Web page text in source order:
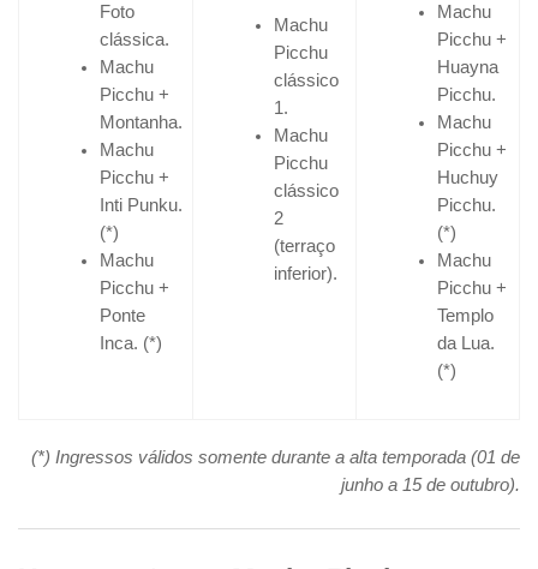
Foto
clássica.
Machu
Picchu +
Montanha.
Machu
Picchu +
Inti Punku.
(*)
Machu
Picchu +
Ponte
Inca. (*)
Machu
Picchu
clássico
1.
Machu
Picchu
clássico
2
(terraço
inferior).
Machu
Picchu +
Huayna
Picchu.
Machu
Picchu +
Huchuy
Picchu.
(*)
Machu
Picchu +
Templo
da Lua.
(*)
(*) Ingressos válidos somente durante a alta temporada (01 de
junho a 15 de outubro).